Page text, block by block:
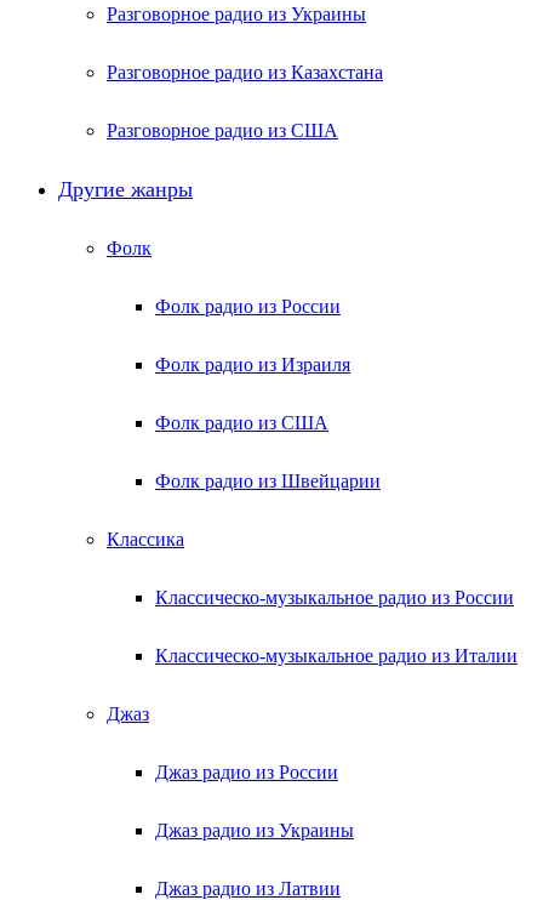
Разговорное радио из Украины
Разговорное радио из Казахстана
Разговорное радио из США
Другие жанры
Фолк
Фолк радио из России
Фолк радио из Израиля
Фолк радио из США
Фолк радио из Швейцарии
Классика
Классическо-музыкальное радио из России
Классическо-музыкальное радио из Италии
Джаз
Джаз радио из России
Джаз радио из Украины
Джаз радио из Латвии